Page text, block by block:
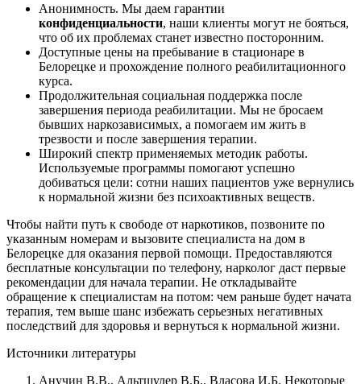
Анонимность. Мы даем гарантии
конфиденциальности, наши клиенты могут не бояться,
что об их проблемах станет известно посторонним.
Доступные цены на пребывание в стационаре в
Белорецке и прохождение полного реабилитационного
курса.
Продолжительная социальная поддержка после
завершения периода реабилитации. Мы не бросаем
бывших наркозависимых, а помогаем им жить в
трезвости и после завершения терапии.
Широкий спектр применяемых методик работы.
Используемые программы помогают успешно
добиваться цели: сотни наших пациентов уже вернулись
к нормальной жизни без психоактивных веществ.
Чтобы найти путь к свободе от наркотиков, позвоните по
указанным номерам и вызовите специалиста на дом в
Белорецке для оказания первой помощи. Предоставляются
бесплатные консультации по телефону, нарколог даст первые
рекомендации для начала терапии. Не откладывайте
обращение к специалистам на потом: чем раньше будет начата
терапия, тем выше шанс избежать серьезных негативных
последствий для здоровья и вернуться к нормальной жизни.
Источники литературы
Анучин В.В., Альтшулер В.Б., Власова И.Б. Некоторые